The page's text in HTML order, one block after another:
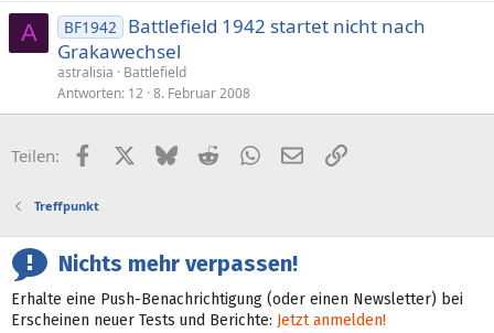
A BF1942
Battlefield 1942 startet nicht nach
Grakawechsel
astralisia
Battlefield
Antworten 12 8. Februar 2008
Teilen: FacebookX (Twitter)
BlueskyRedditWhatsApp
E-MailLink
Treffpunkt
Nichts mehr verpassen!
Erhalte eine Push-Benachrichtigung (oder einen Newsletter) bei
Erscheinen neuer Tests und Berichte: Jetzt anmelden!